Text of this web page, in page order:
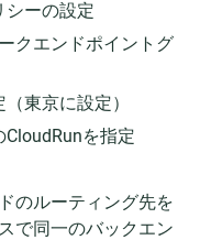
シーの設定
クエンドポイントグ
東京に設定）
を指定
のルーティング先を
で同一のバックエン